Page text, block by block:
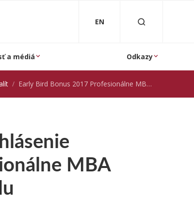
EN
a médiá Odkazy
Early Bird Bonus 2017 Profesionálne MBA Automobilového priemyslu
MBA